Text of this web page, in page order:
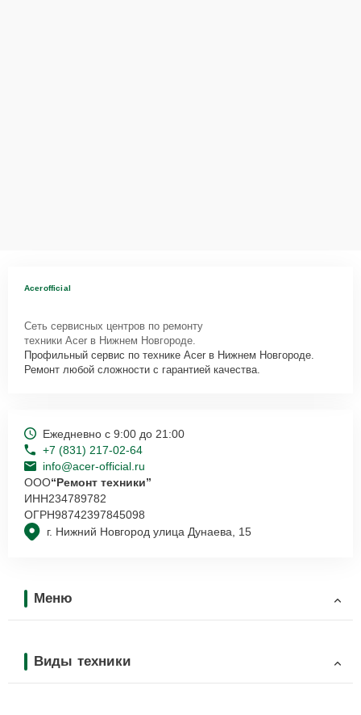
Acerofficial
Сеть сервисных центров по ремонту
техники Acer в Нижнем Новгороде.
Профильный сервис по технике Acer в Нижнем Новгороде.
Ремонт любой сложности с гарантией качества.
г. Нижний Новгород улица Дунаева, 15
Ежедневно с 9:00 до 21:00
+7 (831) 217-02-64
info@acer-official.ru
ООО“Ремонт техники”
ИНН234789782
ОГРН98742397845098
Меню
Виды техники